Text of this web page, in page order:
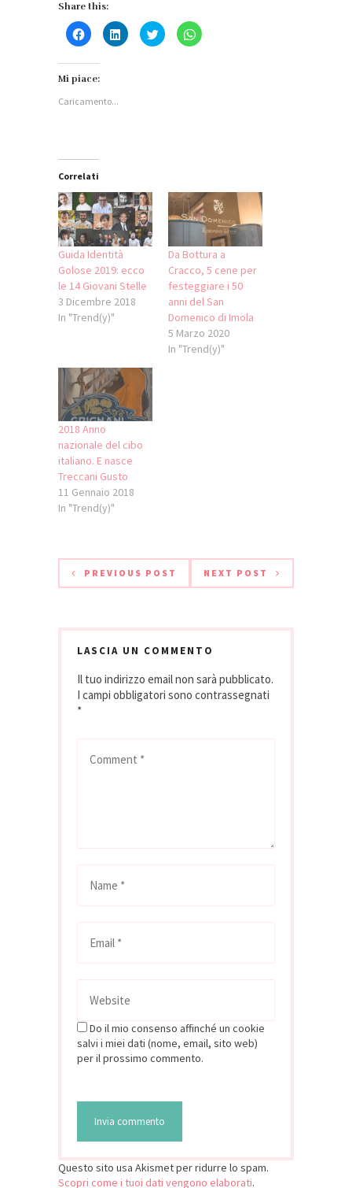
Share this:
Fai
clic
Facebook
apre
in
Fai
clic
Fai
clic
Fai
clic
Mi piace:
Caricamento...
Correlati
Guida Identità
Golose 2019: ecco
le 14 Giovani Stelle
3 Dicembre 2018
In "Trend(y)"
Da Bottura a
Cracco, 5 cene per
festeggiare i 50
anni del San
Domenico di Imola
5 Marzo 2020
In "Trend(y)"
2018 Anno
nazionale del cibo
italiano. E nasce
Treccani Gusto
11 Gennaio 2018
In "Trend(y)"
PREVIOUS POST NEXT POST
LASCIA UN COMMENTO
Il tuo indirizzo email non sarà pubblicato.
I campi obbligatori sono contrassegnati
*
Do il mio consenso affinché un cookie
salvi i miei dati (nome, email, sito web)
per il prossimo commento.
Questo sito usa Akismet per ridurre lo spam.
Scopri come i tuoi dati vengono elaborati.